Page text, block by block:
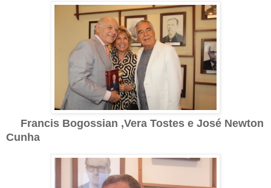
Francis Bogossian ,Vera Tostes e José Newton
Cunha